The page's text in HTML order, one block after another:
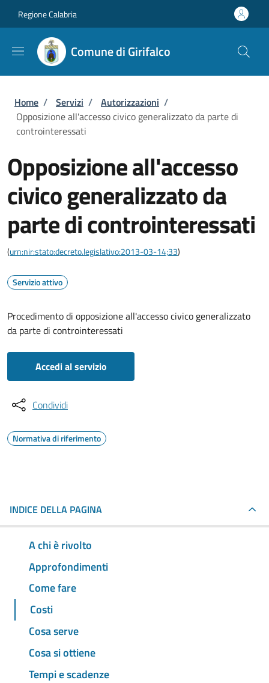
Regione Calabria
Comune di Girifalco
Briciole di pane
Home / Servizi / Autorizzazioni /
Opposizione all'accesso civico generalizzato da parte di
controinteressati
Opposizione all'accesso
civico generalizzato da
parte di controinteressati
(urn:nir:stato:decreto.legislativo:2013-03-14;33)
Servizio attivo
Procedimento di opposizione all'accesso civico generalizzato
da parte di controinteressati
Accedi al servizio
Condividi
Normativa di riferimento
INDICE DELLA PAGINA
A chi è rivolto
Approfondimenti
Come fare
Costi
Cosa serve
Cosa si ottiene
Tempi e scadenze